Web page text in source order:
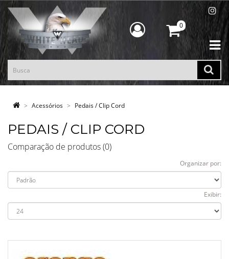
0
Acessórios Pedais / Clip Cord
PEDAIS / CLIP CORD
Comparação de produtos (0)
Organizar por:
Exibir: